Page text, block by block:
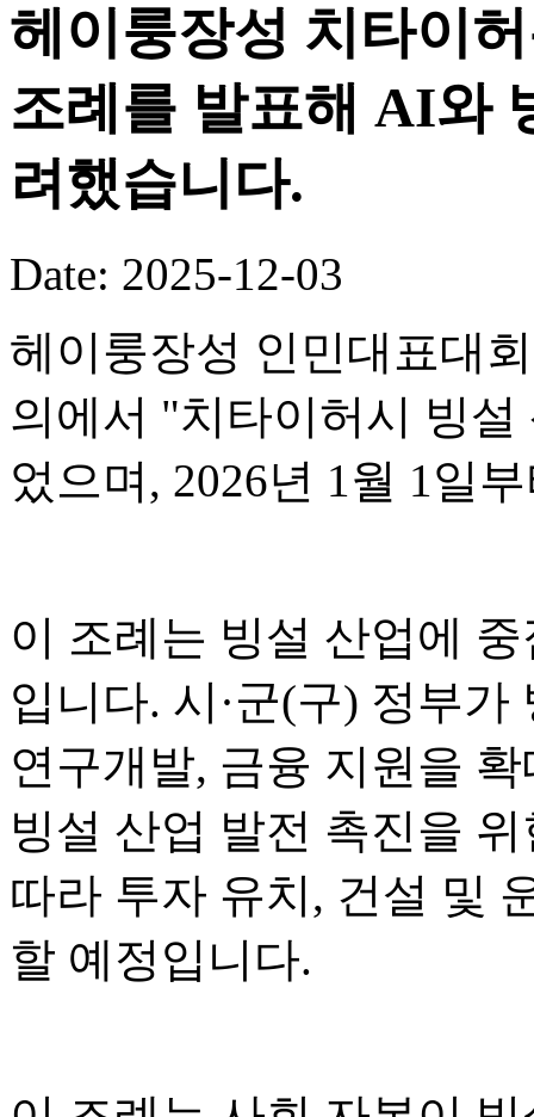
헤이룽장성 치타이
조례를 발표해 AI와
려했습니다.
Date: 2025-12-03
헤이룽장성 인민대표대
의에서 "치타이허시 빙
었으며, 2026년 1월 1일
이 조례는 빙설 산업에
입니다. 시·군(구) 정부
연구개발, 금융 지원을
빙설 산업 발전 촉진을
따라 투자 유치, 건설 및
할 예정입니다.